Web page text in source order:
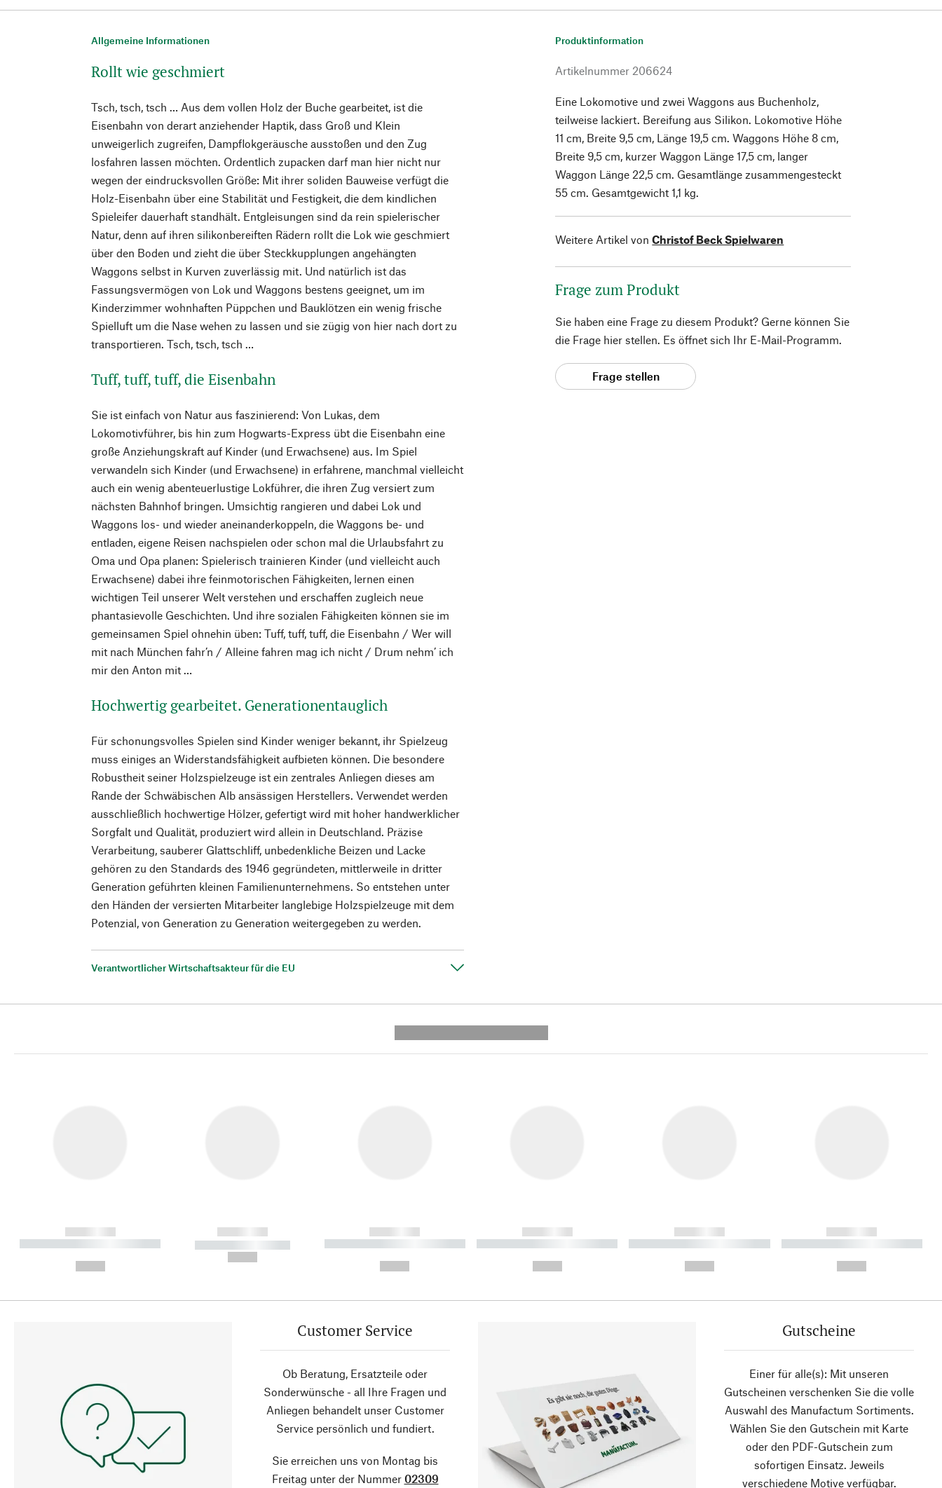
Allgemeine Informationen
Rollt wie geschmiert
Tsch, tsch, tsch … Aus dem vollen Holz der Buche gearbeitet, ist die
Eisenbahn von derart anziehender Haptik, dass Groß und Klein
unweigerlich zugreifen, Dampflokgeräusche ausstoßen und den Zug
losfahren lassen möchten. Ordentlich zupacken darf man hier nicht nur
wegen der eindrucksvollen Größe: Mit ihrer soliden Bauweise verfügt die
Holz-Eisenbahn über eine Stabilität und Festigkeit, die dem kindlichen
Spieleifer dauerhaft standhält. Entgleisungen sind da rein spielerischer
Natur, denn auf ihren silikonbereiften Rädern rollt die Lok wie geschmiert
über den Boden und zieht die über Steckkupplungen angehängten
Waggons selbst in Kurven zuverlässig mit. Und natürlich ist das
Fassungsvermögen von Lok und Waggons bestens geeignet, um im
Kinderzimmer wohnhaften Püppchen und Bauklötzen ein wenig frische
Spielluft um die Nase wehen zu lassen und sie zügig von hier nach dort zu
transportieren. Tsch, tsch, tsch …
Tuff, tuff, tuff, die Eisenbahn
Sie ist einfach von Natur aus faszinierend: Von Lukas, dem
Lokomotivführer, bis hin zum Hogwarts-Express übt die Eisenbahn eine
große Anziehungskraft auf Kinder (und Erwachsene) aus. Im Spiel
verwandeln sich Kinder (und Erwachsene) in erfahrene, manchmal vielleicht
auch ein wenig abenteuerlustige Lokführer, die ihren Zug versiert zum
nächsten Bahnhof bringen. Umsichtig rangieren und dabei Lok und
Waggons los- und wieder aneinanderkoppeln, die Waggons be- und
entladen, eigene Reisen nachspielen oder schon mal die Urlaubsfahrt zu
Oma und Opa planen: Spielerisch trainieren Kinder (und vielleicht auch
Erwachsene) dabei ihre feinmotorischen Fähigkeiten, lernen einen
wichtigen Teil unserer Welt verstehen und erschaffen zugleich neue
phantasievolle Geschichten. Und ihre sozialen Fähigkeiten können sie im
gemeinsamen Spiel ohnehin üben: Tuff, tuff, tuff, die Eisenbahn / Wer will
mit nach München fahr’n / Alleine fahren mag ich nicht / Drum nehm’ ich
mir den Anton mit …
Hochwertig gearbeitet. Generationentauglich
Für schonungsvolles Spielen sind Kinder weniger bekannt, ihr Spielzeug
muss einiges an Widerstandsfähigkeit aufbieten können. Die besondere
Robustheit seiner Holzspielzeuge ist ein zentrales Anliegen dieses am
Rande der Schwäbischen Alb ansässigen Herstellers. Verwendet werden
ausschließlich hochwertige Hölzer, gefertigt wird mit hoher handwerklicher
Sorgfalt und Qualität, produziert wird allein in Deutschland. Präzise
Verarbeitung, sauberer Glattschliff, unbedenkliche Beizen und Lacke
gehören zu den Standards des 1946 gegründeten, mittlerweile in dritter
Generation geführten kleinen Familienunternehmens. So entstehen unter
den Händen der versierten Mitarbeiter langlebige Holzspielzeuge mit dem
Potenzial, von Generation zu Generation weitergegeben zu werden.
Verantwortlicher Wirtschaftsakteur für die EU
Produktinformation
Artikelnummer 206624
Eine Lokomotive und zwei Waggons aus Buchenholz,
teilweise lackiert. Bereifung aus Silikon. Lokomotive Höhe
11 cm, Breite 9,5 cm, Länge 19,5 cm. Waggons Höhe 8 cm,
Breite 9,5 cm, kurzer Waggon Länge 17,5 cm, langer
Waggon Länge 22,5 cm. Gesamtlänge zusammengesteckt
55 cm. Gesamtgewicht 1,1 kg.
Weitere Artikel von Christof Beck Spielwaren
Frage zum Produkt
Sie haben eine Frage zu diesem Produkt? Gerne können Sie
die Frage hier stellen. Es öffnet sich Ihr E-Mail-Programm.
Frage stellen
------------
----------- ----------- ----------
------------
----------- -----------
------------
----------- ----------- ----------
------------
----------- ----------- ----------
------------
----------- ----------- ----------
------------
----------- ----------- ----------
Customer Service
Ob Beratung, Ersatzteile oder
Sonderwünsche - all Ihre Fragen und
Anliegen behandelt unser Customer
Service persönlich und fundiert.
Sie erreichen uns von Montag bis
Freitag unter der Nummer 02309
Gutscheine
Einer für alle(s): Mit unseren
Gutscheinen verschenken Sie die volle
Auswahl des Manufactum Sortiments.
Wählen Sie den Gutschein mit Karte
oder den PDF-Gutschein zum
sofortigen Einsatz. Jeweils
verschiedene Motive verfügbar.